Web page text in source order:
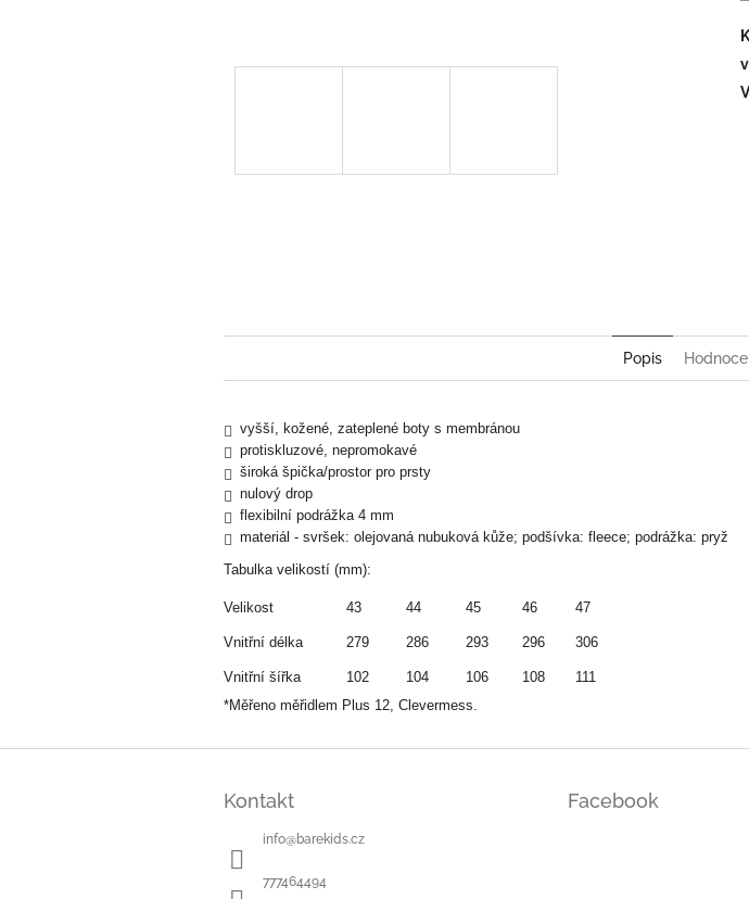
Popis
vyšší, kožené, zateplené boty s membránou
protiskluzové, nepromokavé
široká špička/prostor pro prsty
nulový drop
flexibilní podrážka 4 mm
materiál - svršek: olejovaná nubuková kůže; podšívka: fleece; podrážka: pryž
Tabulka velikostí (mm):
Velikost 43 44 45 46 47
Vnitřní délka 279 286 293 296 306
Vnitřní šířka 102 104 106 108
111
*Měřeno měřidlem Plus 12, Clevermess.
Kontakt
info@barekids.cz
777464494
Facebook